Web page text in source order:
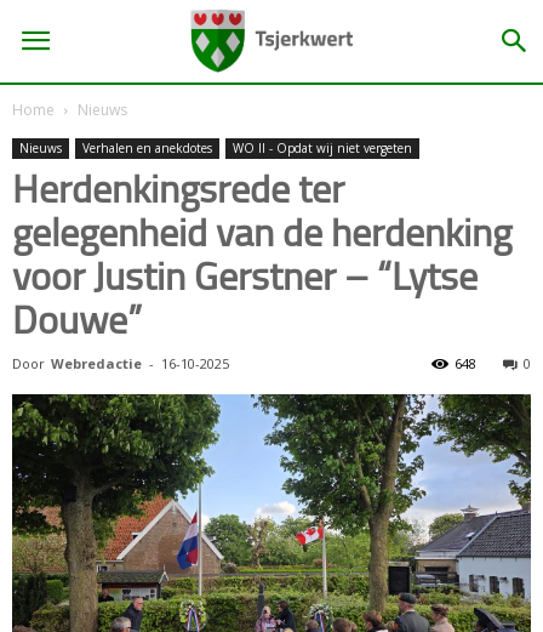
Home Nieuws
Nieuws Verhalen en anekdotes WO II - Opdat wij niet vergeten
Herdenkingsrede ter
gelegenheid van de herdenking
voor Justin Gerstner – “Lytse
Douwe”
Door Webredactie - 16-10-2025 0
648